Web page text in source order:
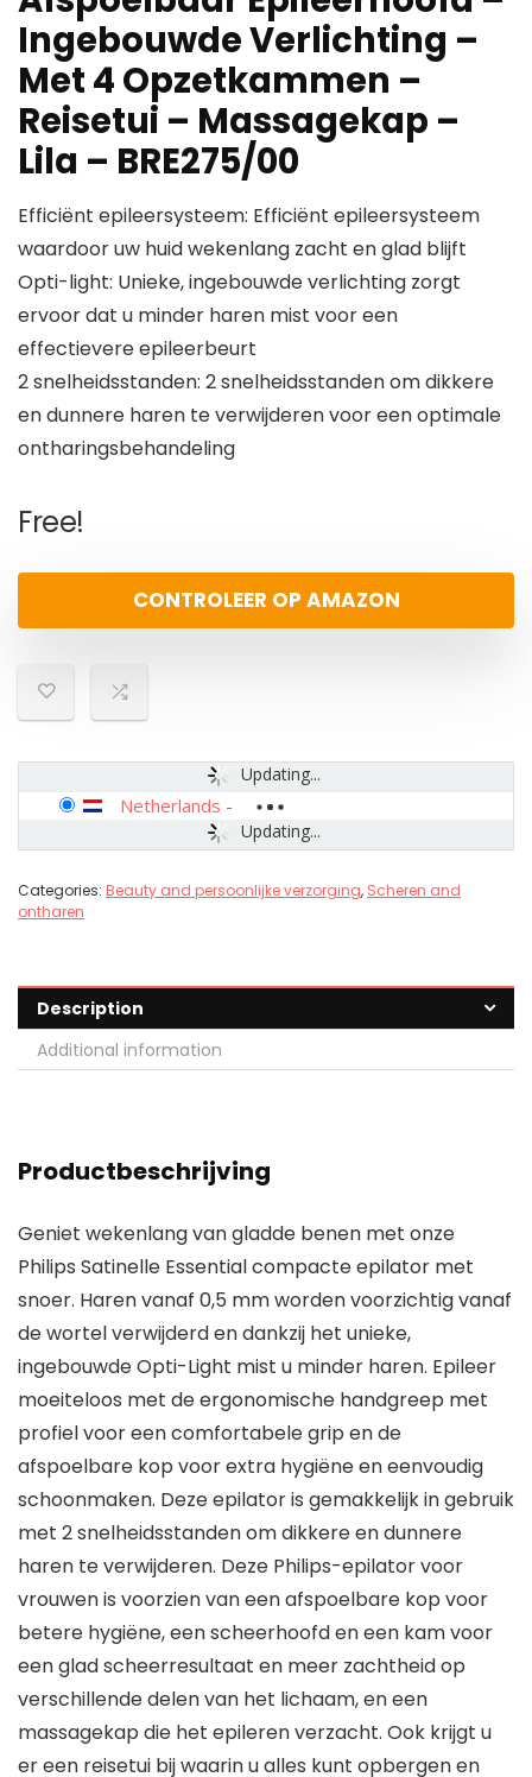
Ingebouwde Verlichting –
Met 4 Opzetkammen –
Reisetui – Massagekap –
Lila – BRE275/00
Efficiënt epileersysteem: Efficiënt epileersysteem
waardoor uw huid wekenlang zacht en glad blijft
Opti-light: Unieke, ingebouwde verlichting zorgt
ervoor dat u minder haren mist voor een
effectievere epileerbeurt
2 snelheidsstanden: 2 snelheidsstanden om dikkere
en dunnere haren te verwijderen voor een optimale
ontharingsbehandeling
Free!
CONTROLEER OP AMAZON
Updating...
Updating...
Netherlands -
Categories: Beauty and persoonlijke verzorging, Scheren and
ontharen
Description
Additional information
Productbeschrijving
Geniet wekenlang van gladde benen met onze
Philips Satinelle Essential compacte epilator met
snoer. Haren vanaf 0,5 mm worden voorzichtig vanaf
de wortel verwijderd en dankzij het unieke,
ingebouwde Opti-Light mist u minder haren. Epileer
moeiteloos met de ergonomische handgreep met
profiel voor een comfortabele grip en de
afspoelbare kop voor extra hygiëne en eenvoudig
schoonmaken. Deze epilator is gemakkelijk in gebruik
met 2 snelheidsstanden om dikkere en dunnere
haren te verwijderen. Deze Philips-epilator voor
vrouwen is voorzien van een afspoelbare kop voor
betere hygiëne, een scheerhoofd en een kam voor
een glad scheerresultaat en meer zachtheid op
verschillende delen van het lichaam, en een
massagekap die het epileren verzacht. Ook krijgt u
er een reisetui bij waarin u alles kunt opbergen en